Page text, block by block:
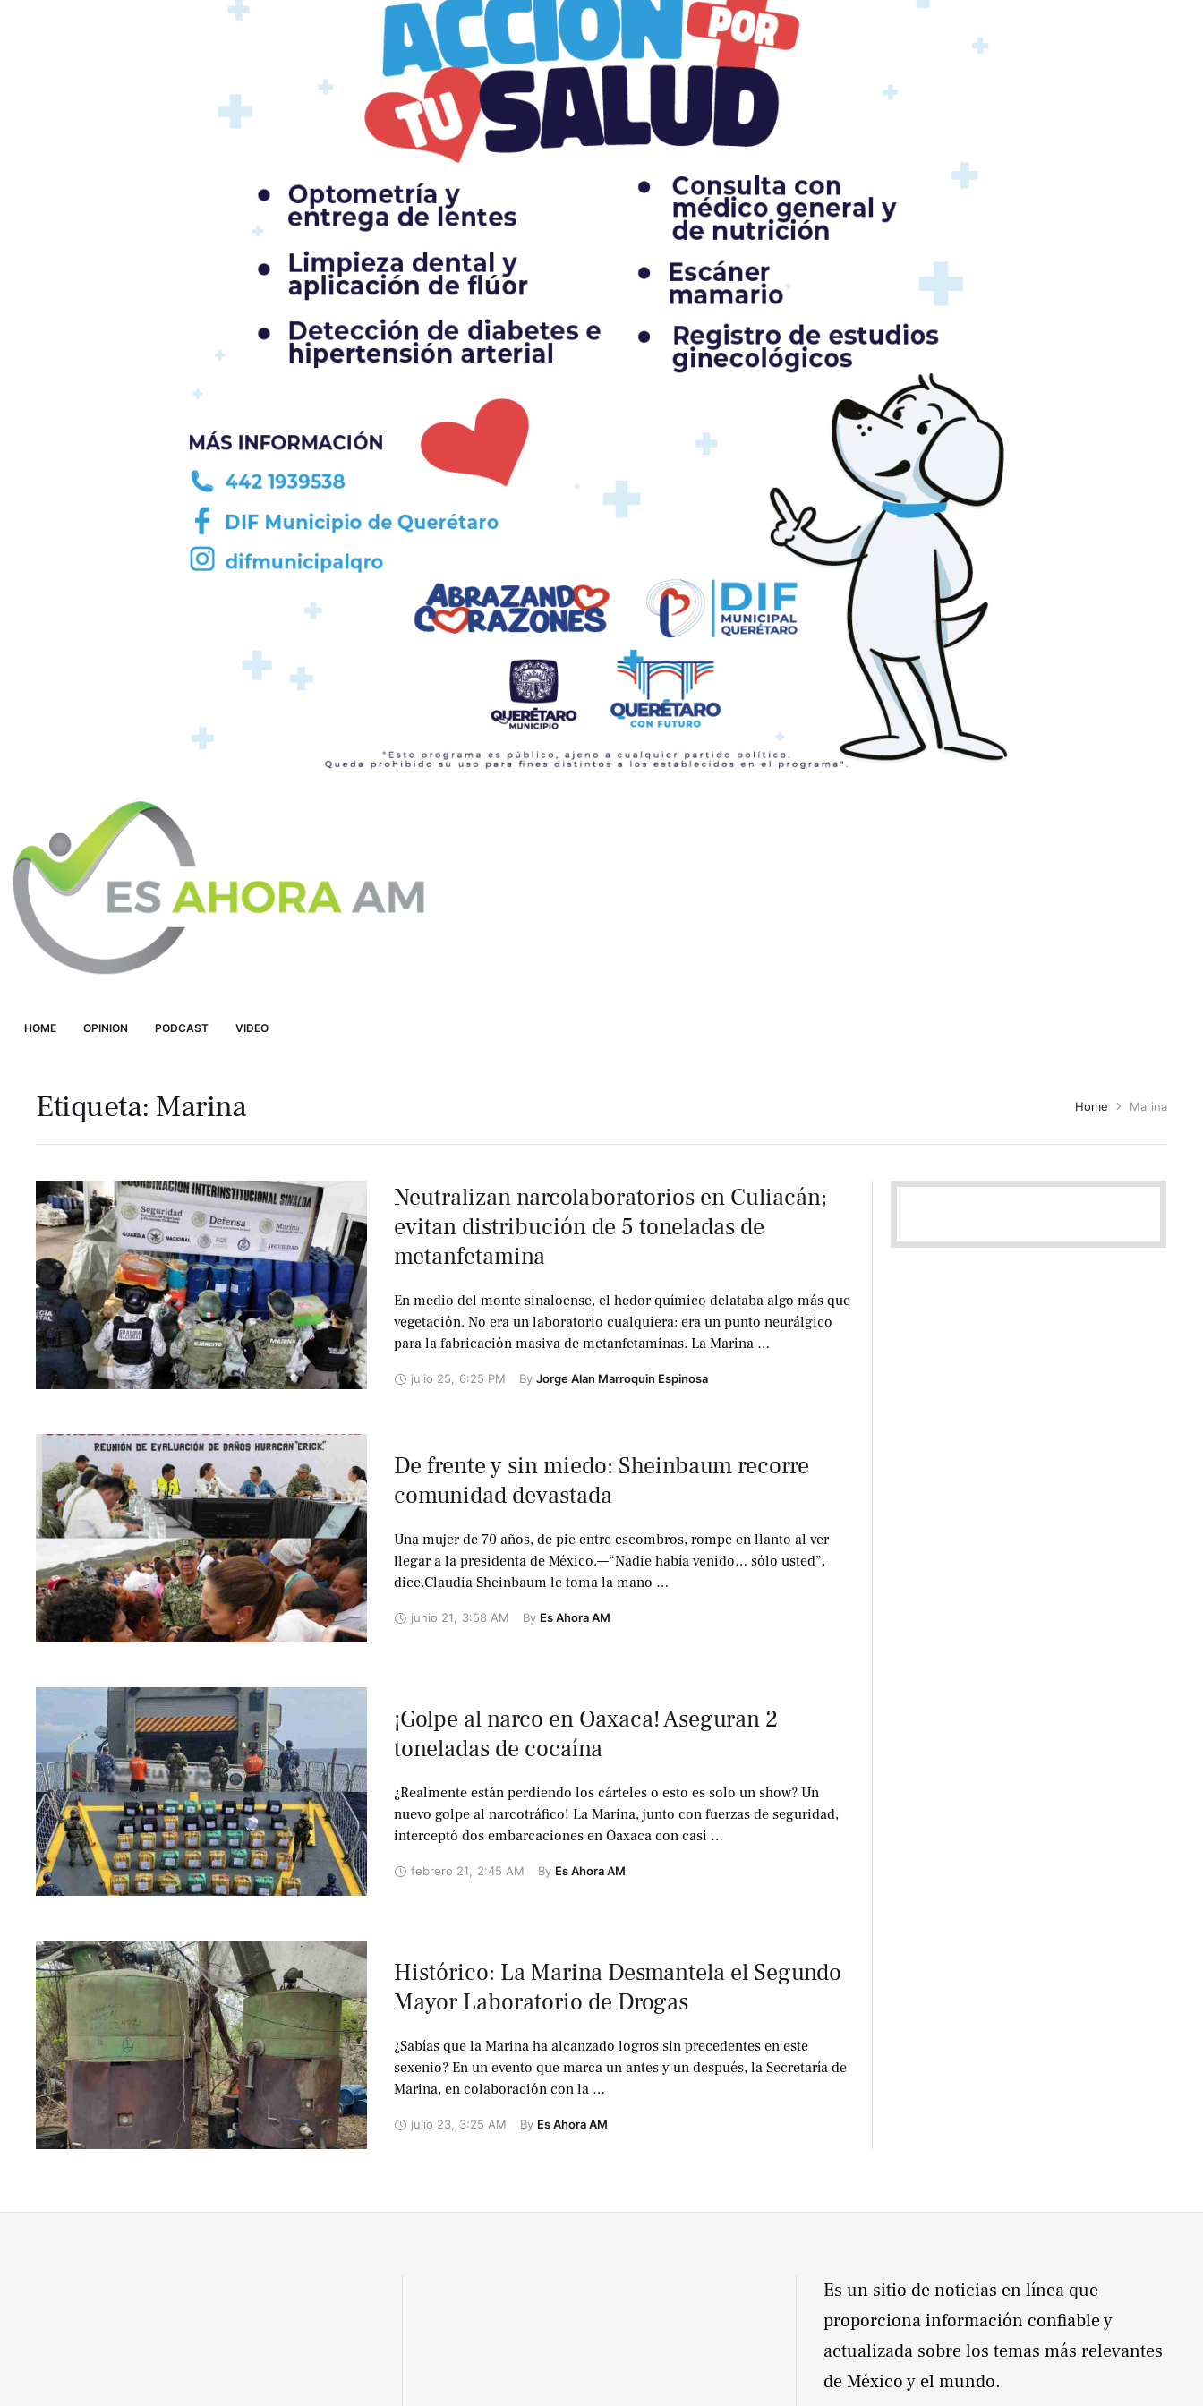
HOME OPINION PODCAST VIDEO
Etiqueta: Marina Home Marina
Neutralizan narcolaboratorios en Culiacán;
evitan distribución de 5 toneladas de
metanfetamina
En medio del monte sinaloense, el hedor químico delataba algo más que
vegetación. No era un laboratorio cualquiera: era un punto neurálgico
para la fabricación masiva de metanfetaminas. La Marina …
julio 25, 6:25 PM By Jorge Alan Marroquin Espinosa
De frente y sin miedo: Sheinbaum recorre
comunidad devastada
Una mujer de 70 años, de pie entre escombros, rompe en llanto al ver
llegar a la presidenta de México.—“Nadie había venido… sólo usted”,
dice.Claudia Sheinbaum le toma la mano …
junio 21 3:58 AM By Es Ahora AM
¡Golpe al narco en Oaxaca! Aseguran 2
toneladas de cocaína
¿Realmente están perdiendo los cárteles o esto es solo un show? Un
nuevo golpe al narcotráfico! La Marina, junto con fuerzas de seguridad,
interceptó dos embarcaciones en Oaxaca con casi …
febrero 21 2:45 AM By Es Ahora AM
Histórico: La Marina Desmantela el Segundo
Mayor Laboratorio de Drogas
¿Sabías que la Marina ha alcanzado logros sin precedentes en este
sexenio? En un evento que marca un antes y un después, la Secretaría de
Marina, en colaboración con la …
julio 23, 3:25 AM By Es Ahora AM
Es un sitio de noticias en línea que
proporciona información confiable y
actualizada sobre los temas más relevantes
de México y el mundo.